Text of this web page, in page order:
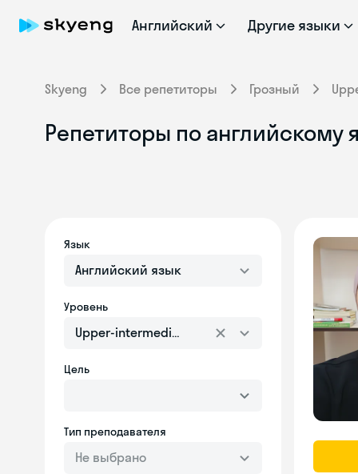
Английский Другие языки
Skyeng Все репетиторы Грозный
Репетиторы по английскому
Язык
Английский язык
Уровень
Upper-intermediate
Цель
Тип преподавателя
Не выбрано